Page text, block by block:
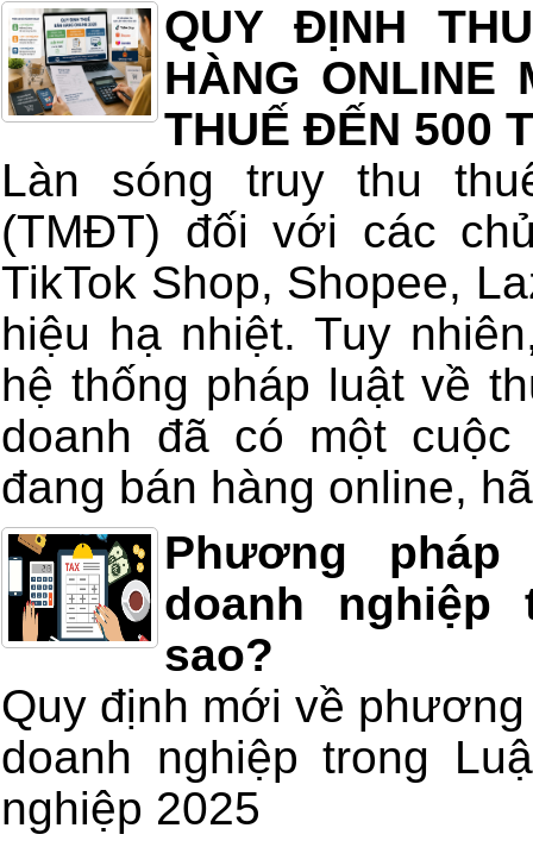
QUY ĐỊNH
HÀNG ONLINE
THUẾ ĐẾN 500
Làn sóng truy thu
(TMĐT) đối với các
TikTok Shop, Shopee,
hiệu hạ nhiệt. Tuy
hệ thống pháp luật về
doanh đã có một
đang bán hàng online,
Phương
doanh nghiệp
sao?
Quy định mới về
doanh nghiệp trong
nghiệp 2025